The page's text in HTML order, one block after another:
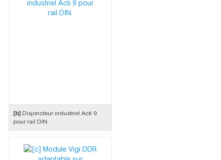
[b] Disjoncteur industriel Acti 9
pour rail DIN.